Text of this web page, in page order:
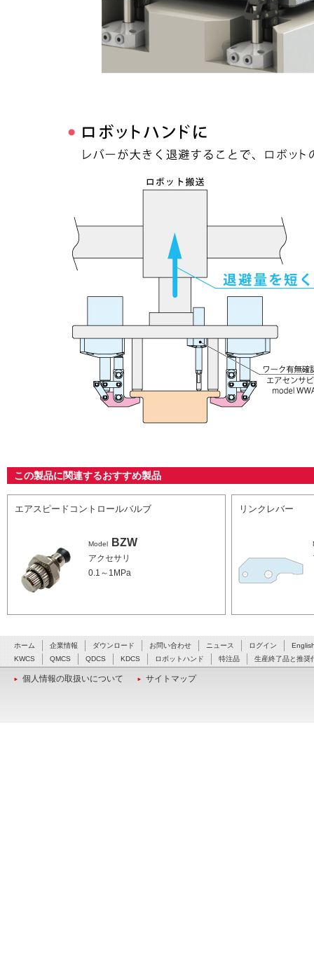
この製品に関連するおすすめ製品
エアスピードコントロールバルブ
Model BZW
アクセサリ
0.1～1MPa
リンクレバー
ホーム 企業情報 ダウンロード お問い合わせ ニュース ログイン
KWCS
QMCS QDCS KDCS ロボットハンド 特注品 生産終了品と推奨
個人情報の取扱いについて サイトマップ